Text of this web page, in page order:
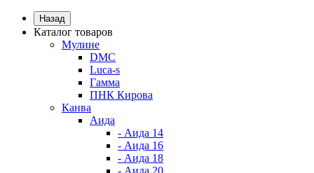
Назад
Каталог товаров
Мулине
DMC
Luca-s
Гамма
ПНК Кирова
Канва
Аида
- Аида 14
- Аида 16
- Аида 18
- Аида 20